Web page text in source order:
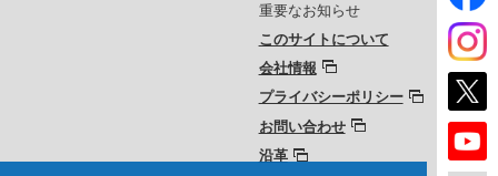
重要なお知らせ
このサイトについて
会社情報
プライバシーポリシー
お問い合わせ
沿革